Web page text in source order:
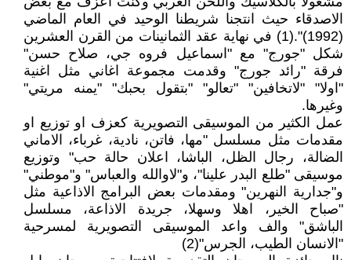
الاصدقاء حيث انتجنا شريطنا الوحيد في العام الماضي
(1992)".(1) في نهاية عقد الثمانينات من القرن العشرين
شكل "جورج" مع "اسماعيل فروه جي، صلاح حسن"
فرقة "رائد جورج" وقدمت مجموعة اغاني مثل اغنية
"اولا" "لاتخافين" "تعالو" "بتقول بحبك" "يمنه مريتي"
وغيرها.
عمل الكثير من الموسيقى التصويرية كعزف او توزيع او
مقدمات مثل مسلسل "مها، فاتن، نادية، غرباء، الاماني
الضالة، رجال الظل، الباشا، اعلان حالة حب" وتوزيع
موسيقى "طلع البدر علينا"، و"لاوالله والعباس" و"موطني"
و"جدارية النهرين" ومقدمات بعض البرامج الاذاعية مثل
"صباح الخير، اهلا وسهلا، جريدة الاذاعة، مسلسل
الباشق" والف واعد الموسيقى التصويرية لمسرحية
"الانسان الطيب، الجرس"(2)